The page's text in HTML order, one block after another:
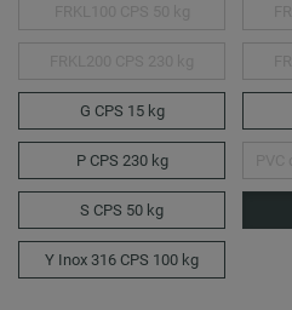
G CPS 15 kg
P CPS 230 kg
S CPS 50 kg
Y Inox 316 CPS 100 kg